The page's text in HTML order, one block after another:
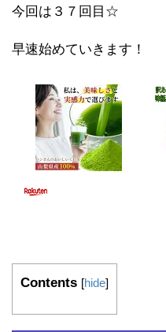
今回は３７回目☆
早速始めていきます！
Contents [hide]